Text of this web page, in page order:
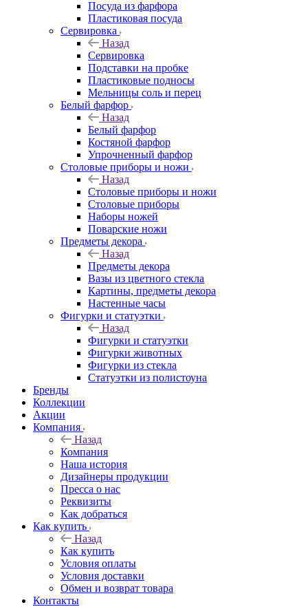
Посуда из фарфора
Пластиковая посуда
Сервировка
Назад
Сервировка
Подставки на пробке
Пластиковые подносы
Мельницы соль и перец
Белый фарфор
Назад
Белый фарфор
Костяной фарфор
Упрочненный фарфор
Столовые приборы и ножи
Назад
Столовые приборы и ножи
Столовые приборы
Наборы ножей
Поварские ножи
Предметы декора
Назад
Предметы декора
Вазы из цветного стекла
Картины, предметы декора
Настенные часы
Фигурки и статуэтки
Назад
Фигурки и статуэтки
Фигурки животных
Фигурки из стекла
Статуэтки из полистоуна
Бренды
Коллекции
Акции
Компания
Назад
Компания
Наша история
Дизайнеры продукции
Пресса о нас
Реквизиты
Как добраться
Как купить
Назад
Как купить
Условия оплаты
Условия доставки
Обмен и возврат товара
Контакты